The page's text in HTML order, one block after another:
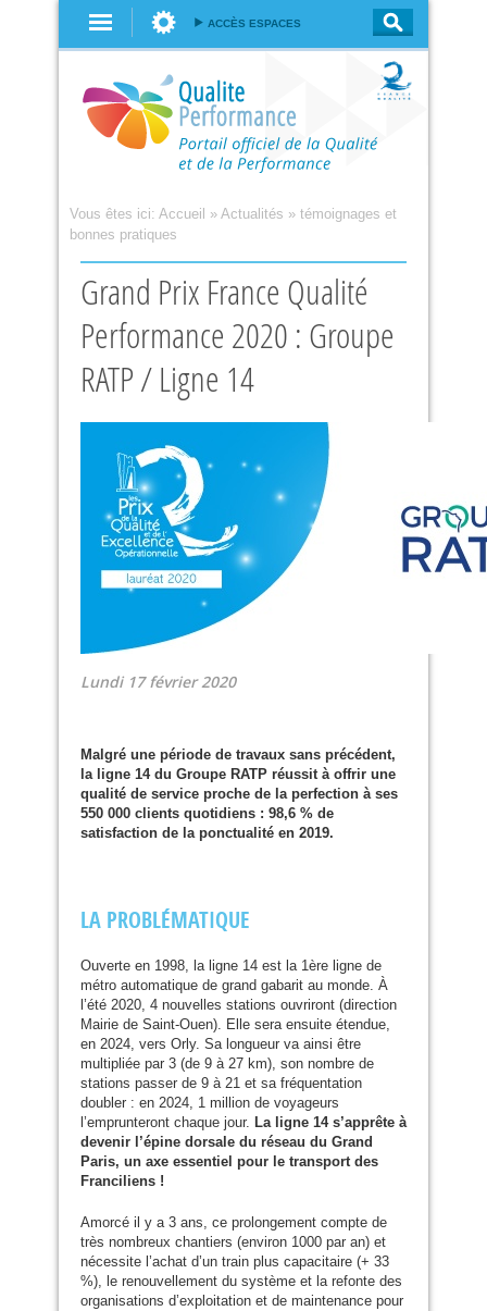
ACCÈS ESPACES
Vous êtes ici: Accueil » Actualités » témoignages et
bonnes pratiques
Grand Prix France Qualité
Performance 2020 : Groupe
RATP / Ligne 14
Lundi 17 février 2020
Malgré une période de travaux sans précédent,
la ligne 14 du Groupe RATP réussit à offrir une
qualité de service proche de la perfection à ses
550 000 clients quotidiens : 98,6 % de
satisfaction de la ponctualité en 2019.
LA PROBLÉMATIQUE
Ouverte en 1998, la ligne 14 est la 1ère ligne de
métro automatique de grand gabarit au monde. À
l’été 2020, 4 nouvelles stations ouvriront (direction
Mairie de Saint-Ouen). Elle sera ensuite étendue,
en 2024, vers Orly. Sa longueur va ainsi être
multipliée par 3 (de 9 à 27 km), son nombre de
stations passer de 9 à 21 et sa fréquentation
doubler : en 2024, 1 million de voyageurs
l’emprunteront chaque jour. La ligne 14 s’apprête à
devenir l’épine dorsale du réseau du Grand
Paris, un axe essentiel pour le transport des
Franciliens !
Amorcé il y a 3 ans, ce prolongement compte de
très nombreux chantiers (environ 1000 par an) et
nécessite l’achat d’un train plus capacitaire (+ 33
%), le renouvellement du système et la refonte des
organisations d’exploitation et de maintenance pour